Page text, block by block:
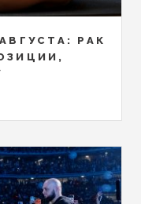
РАК